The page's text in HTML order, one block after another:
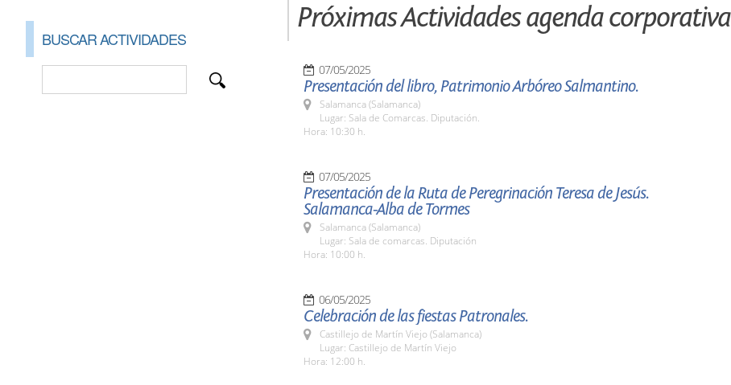
BUSCAR ACTIVIDADES
Próximas Actividades agenda corporativa
07/05/2025
Presentación del libro, Patrimonio Arbóreo Salmantino.
Salamanca (Salamanca)
Lugar: Sala de Comarcas. Diputación.
Hora: 10:30 h.
07/05/2025
Presentación de la Ruta de Peregrinación Teresa de Jesús.
Salamanca-Alba de Tormes
Salamanca (Salamanca)
Lugar: Sala de comarcas. Diputación
Hora: 10:00 h.
06/05/2025
Celebración de las fiestas Patronales.
Castillejo de Martín Viejo (Salamanca)
Lugar: Castillejo de Martín Viejo
Hora: 12:00 h.